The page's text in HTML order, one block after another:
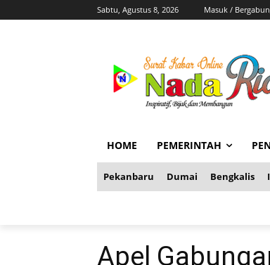
Sabtu, Agustus 8, 2026 Masuk /
HOME PEMERINTAH
Pekanbaru Dumai Bengkalis
Apel